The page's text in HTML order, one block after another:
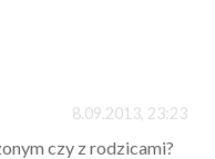
8.09.2013, 23:23
czy z rodzicami?